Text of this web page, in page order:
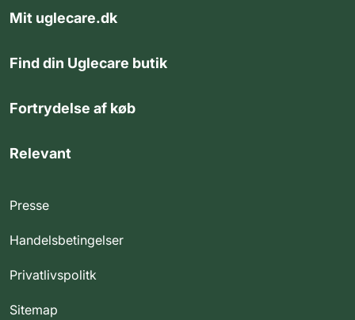
Mit uglecare.dk
Find din Uglecare butik
Fortrydelse af køb
Relevant
Presse
Handelsbetingelser
Privatlivspolitk
Sitemap